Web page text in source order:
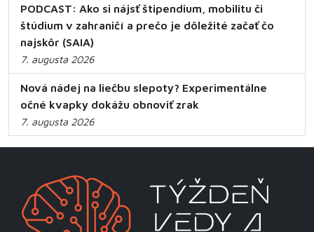
PODCAST: Ako si nájsť štipendium, mobilitu či
štúdium v zahraničí a prečo je dôležité začať čo
najskôr (SAIA)
7. augusta 2026
Nová nádej na liečbu slepoty? Experimentálne
očné kvapky dokážu obnoviť zrak
7. augusta 2026